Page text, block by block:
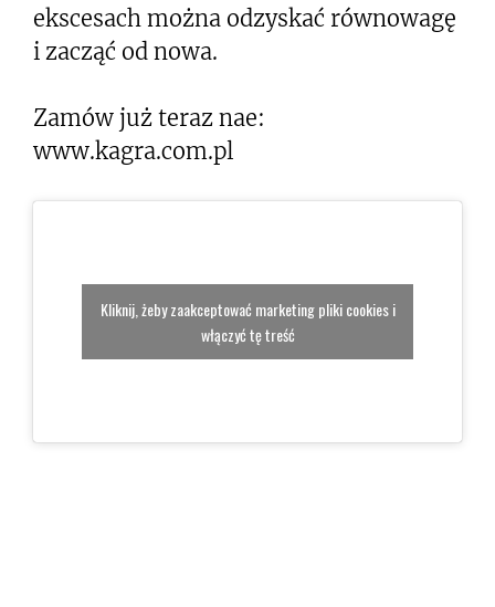
ekscesach można odzyskać równowagę
i zacząć od nowa.
Zamów już teraz nae:
www.kagra.com.pl
Kliknij, żeby zaakceptować marketing pliki cookies i
włączyć tę treść